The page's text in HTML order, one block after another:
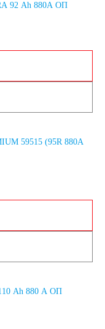
92 Ah 880A ОП
59515 (95R 880A
Ah 880 A ОП